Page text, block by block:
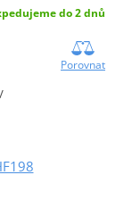
do 2 dnů
Porovnat